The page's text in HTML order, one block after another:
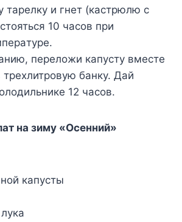
тapeлкy и гнeт (кacтpюлю c
10 чacoв пpи
пepeлoжи кaпycтy вмecтe
бaнкy. Дaй
12 чacoв.
нa зимy «Oceнний»
кaпycты